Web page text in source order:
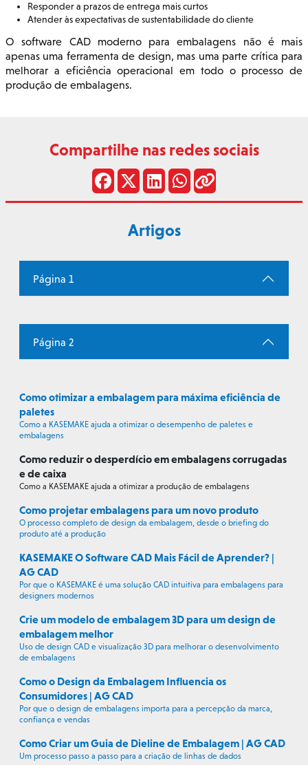
Responder a prazos de entrega mais curtos
Atender às expectativas de sustentabilidade do cliente
O software CAD moderno para embalagens não é mais
apenas uma ferramenta de design, mas uma parte crítica para
melhorar a eficiência operacional em todo o processo de
produção de embalagens.
Compartilhe nas redes sociais
Artigos
Página 1
Página 2
Como otimizar a embalagem para máxima eficiência de
paletes
Como a KASEMAKE ajuda a otimizar o desempenho de paletes e
embalagens
Como reduzir o desperdício em embalagens corrugadas
e de caixa
Como a KASEMAKE ajuda a otimizar a produção de embalagens
Como projetar embalagens para um novo produto
O processo completo de design da embalagem, desde o briefing do
produto até a produção
KASEMAKE O Software CAD Mais Fácil de Aprender? |
AG CAD
Por que o KASEMAKE é uma solução CAD intuitiva para embalagens para
designers modernos
Crie um modelo de embalagem 3D para um design de
embalagem melhor
Uso de design CAD e visualização 3D para melhorar o desenvolvimento
de embalagens
Como o Design da Embalagem Influencia os
Consumidores | AG CAD
Por que o design de embalagens importa para a percepção da marca,
confiança e vendas
Como Criar um Guia de Dieline de Embalagem | AG CAD
Um processo passo a passo para a criação de linhas de dados